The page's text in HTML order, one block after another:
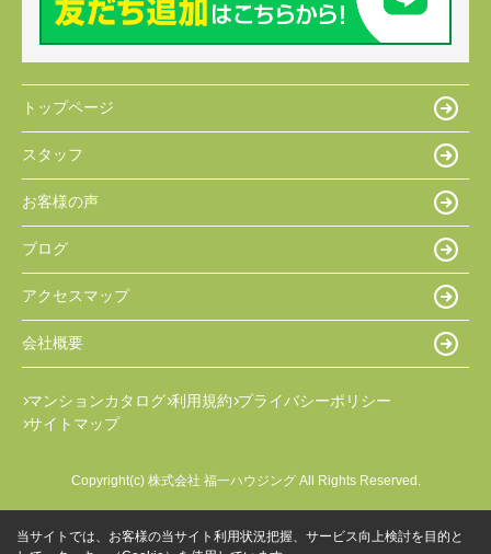
トップページ
スタッフ
お客様の声
ブログ
アクセスマップ
会社概要
マンションカタログ 利用規約 プライバシーポリシー
サイトマップ
Copyright(c) 株式会社 福一ハウジング All Rights Reserved.
当サイトでは、お客様の当サイト利用状況把握、サービス向上検討を目的と